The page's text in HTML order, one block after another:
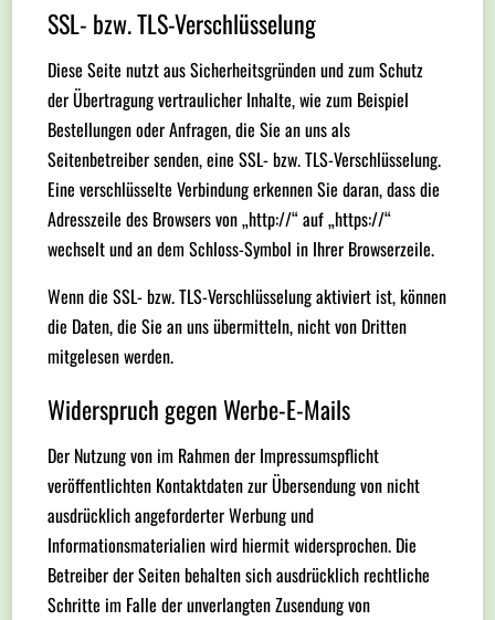
SSL- bzw. TLS-Verschlüsselung
Diese Seite nutzt aus Sicherheitsgründen und zum Schutz
der Übertragung vertraulicher Inhalte, wie zum Beispiel
Bestellungen oder Anfragen, die Sie an uns als
Seitenbetreiber senden, eine SSL- bzw. TLS-Verschlüsselung.
Eine verschlüsselte Verbindung erkennen Sie daran, dass die
Adresszeile des Browsers von „http://“ auf „https://“
wechselt und an dem Schloss-Symbol in Ihrer Browserzeile.
Wenn die SSL- bzw. TLS-Verschlüsselung aktiviert ist, können
die Daten, die Sie an uns übermitteln, nicht von Dritten
mitgelesen werden.
Widerspruch gegen Werbe-E-Mails
Der Nutzung von im Rahmen der Impressumspflicht
veröffentlichten Kontaktdaten zur Übersendung von nicht
ausdrücklich angeforderter Werbung und
Informationsmaterialien wird hiermit widersprochen. Die
Betreiber der Seiten behalten sich ausdrücklich rechtliche
Schritte im Falle der unverlangten Zusendung von